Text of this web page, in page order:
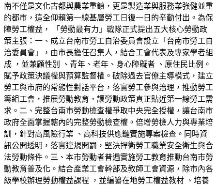
南不僅是文化古都與農業重鎮，更是製造業與服務業強健並重
的都市，這全仰賴第一線基層勞工日復一日的辛勤付出。為保
障勞工權益， 「勞動最有力」戰隊正式提出五大核心勞動政
策主張：一、成立台南市勞工自治委員會設立「台南市勞工自
治委員會」，由市長擔任召集人，結合工會代表及專家學者組
成 ，並兼顧性別 、青年、老年、身心障礙者 、原住民比例。
賦予政策決議權與預算監督權。破除過去官僚主導模式，建立
勞工與市府的常態性對話平台，落實勞工參與治理，推動勞工
籌組工會，推展勞動教育，讓勞動政策真正貼近第一線勞工需
求。二、完整台南市勞動檢查權爭取中央完全授權，讓台南市
政府全面掌握轄內的完整勞動檢查權。倍增勞檢人力與專業培
訓，針對高風險行業 、高科技供應鏈實施專案檢查。同時資
訊公開透明，落實違規開罰，堅決捍衛勞工職業安全衛生與合
法勞動條件。三、本市勞動者普遍實施勞工教育推動台南市勞
動教育普及化。結合產業工會幹部及教師工會資源，除市內各
級學校辦理勞動權益課程 ，並編纂在地勞工權益教材 、培養